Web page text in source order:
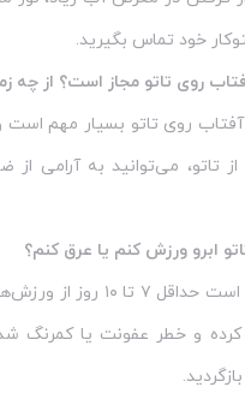
خود تماس بگیرید.
روی تاتو مجاز است؟ از چه
آفتاب روی تاتو بسیار مهم
ابرو ورزش کنم یا عرق کنم؟
بعد از تاتو
کرده و خطر عفونت یا کمرنگ